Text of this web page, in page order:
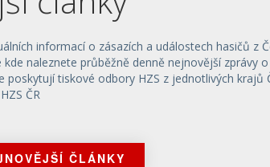
informací o zásazích a událostech hasičů z
naleznete průběžně denně nejnovější zprávy o
poskytují tiskové odbory HZS z jednotlivých krajů
ČR
ČLÁNKY